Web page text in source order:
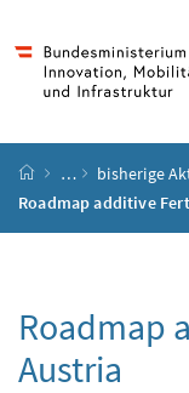
Startseite
…
bisherige
Roadmap additive
Roadmap
Austria